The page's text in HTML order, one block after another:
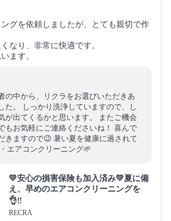
グを依頼しましたが、とても親切で作
なり、非常に快適です。
ます。
の中から、リクラをお選びいただきあ
た。 しっかり洗浄していますので、し
が出てくるかと思います。 またご機会
もお気軽にご連絡くださいね！ 喜んで
きますので😉 暑い夏を健康に過されて
エアコンクリーニング🌱
💛安心の損害保険も加入済み💛夏に備
え、早めのエアコンクリーニングを
👌‼️
RECRA